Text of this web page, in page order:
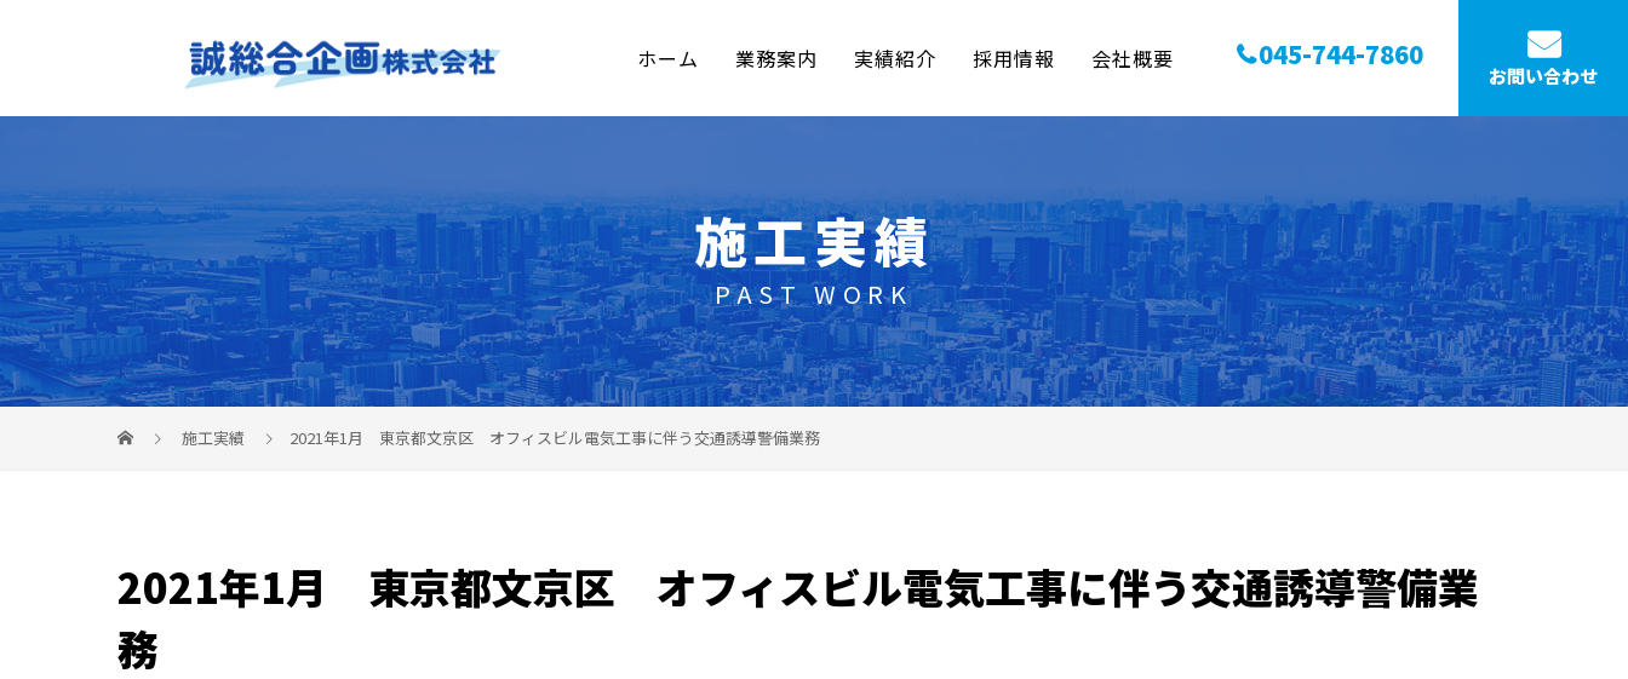
ホーム 業務案内 実績紹介 採用情報 会社概要 045-744-7860
お問い合わせ
施工実績
PAST WORK
施工実績 2021年1月 東京都文京区 オフィスビル電気工事に伴う交通誘導警備業務
2021年1月 東京都文京区 オフィスビル電気工事に伴う交通誘導警備業
務